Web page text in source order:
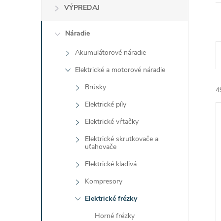
VÝPREDAJ
Náradie
Akumulátorové náradie
Elektrické a motorové náradie
Brúsky
Elektrické píly
Elektrické vŕtačky
Elektrické skrutkovače a
uťahovače
Elektrické kladivá
Kompresory
Elektrické frézky
Horné frézky
a